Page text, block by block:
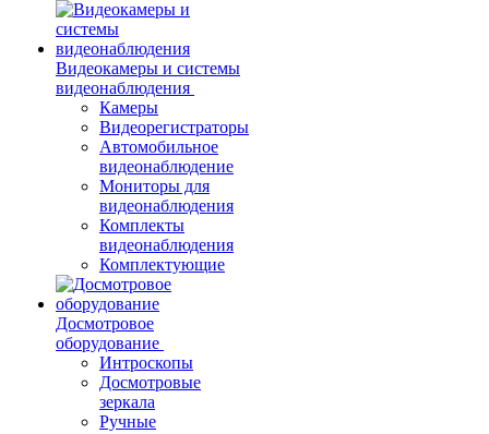
Видеокамеры и системы
видеонаблюдения
Камеры
Видеорегистраторы
Автомобильное
видеонаблюдение
Мониторы для
видеонаблюдения
Комплекты
видеонаблюдения
Комплектующие
Досмотровое
оборудование
Интроскопы
Досмотровые
зеркала
Ручные